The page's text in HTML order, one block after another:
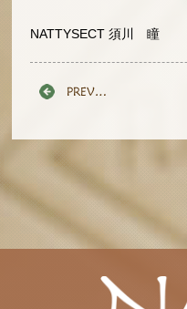
NATTYSECT 須川 瞳